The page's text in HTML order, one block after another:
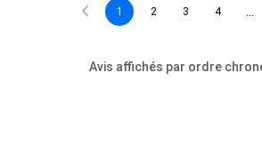
1 2 3 4
Avis affichés par ordre